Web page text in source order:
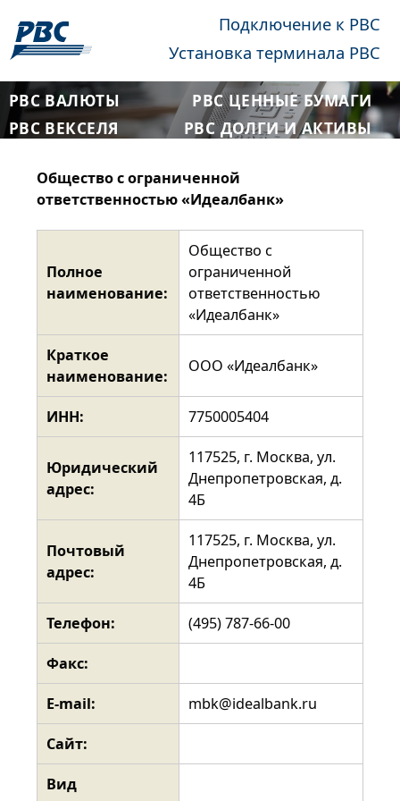
Подключение к РВС
Установка терминала РВС
РВС ВАЛЮТЫ
РВС ЦЕННЫЕ БУМАГИ
РВС ВЕКСЕЛЯ
РВС ДОЛГИ И АКТИВЫ
Общество с ограниченной
ответственностью «Идеалбанк»
Полное
наименование:
Общество с
ограниченной
ответственностью
«Идеалбанк»
Краткое
наименование:
ООО «Идеалбанк»
ИНН: 7750005404
Юридический
адрес:
117525, г. Москва, ул.
Днепропетровская, д.
4Б
Почтовый
адрес:
117525, г. Москва, ул.
Днепропетровская, д.
4Б
Телефон: (495) 787-66-00
Факс:
E-mail: mbk@idealbank.ru
Сайт:
Вид